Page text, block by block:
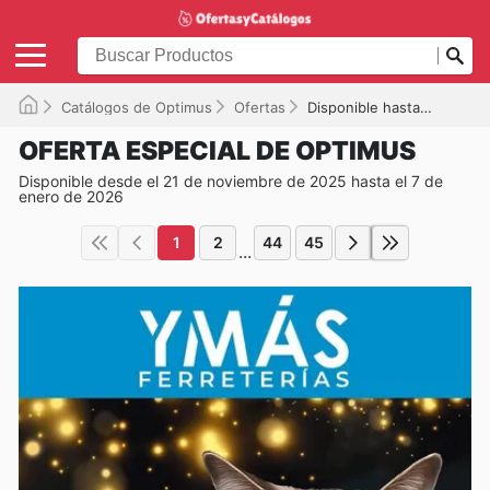
Catálogos de Optimus Ofertas Disponible hasta el 07/01/2026
OFERTA ESPECIAL DE OPTIMUS
Disponible desde el 21 de noviembre de 2025 hasta el 7 de
enero de 2026
1 2 ... 44 45